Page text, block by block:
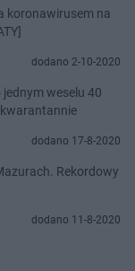
koronawirusem na
dodano 2-10-2020
weselu 40
dodano 17-8-2020
Rekordowy
dodano 11-8-2020